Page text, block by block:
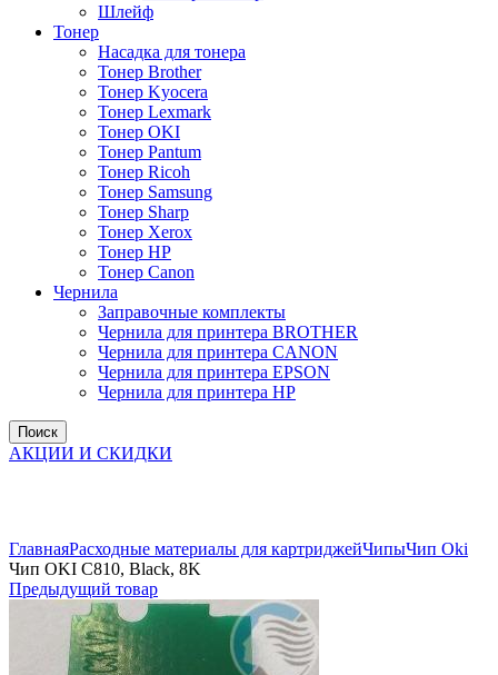
Шлейф
Тонер
Насадка для тонера
Тонер Brother
Тонер Kyocera
Тонер Lexmark
Тонер OKI
Тонер Pantum
Тонер Ricoh
Тонер Samsung
Тонер Sharp
Тонер Xerox
Тонер НР
Тонер Саnon
Чернила
Заправочные комплекты
Чернила для принтера BROTHER
Чернила для принтера CANON
Чернила для принтера EPSON
Чернила для принтера HP
Поиск
АКЦИИ И СКИДКИ
ГлавнаяРасходные материалы для картриджейЧипыЧип Oki
Чип OKI C810, Black, 8K
Предыдущий товар